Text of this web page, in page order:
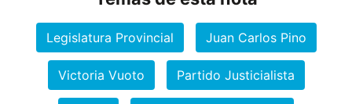
Legislatura Provincial Juan Carlos Pino
Victoria Vuoto Partido Justicialista